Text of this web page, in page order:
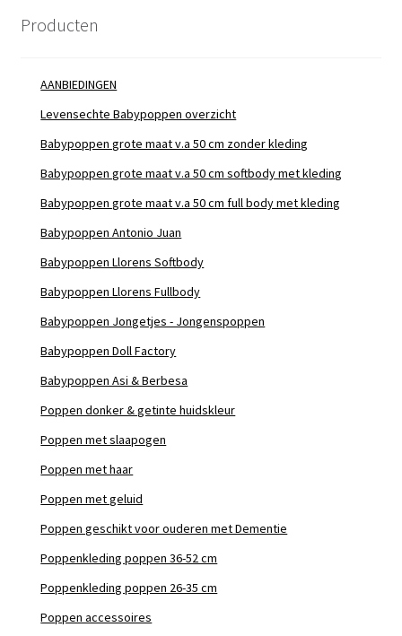
Producten
AANBIEDINGEN
Levensechte Babypoppen overzicht
Babypoppen grote maat v.a 50 cm zonder kleding
Babypoppen grote maat v.a 50 cm softbody met kleding
Babypoppen grote maat v.a 50 cm full body met kleding
Babypoppen Antonio Juan
Babypoppen Llorens Softbody
Babypoppen Llorens Fullbody
Babypoppen Jongetjes - Jongenspoppen
Babypoppen Doll Factory
Babypoppen Asi & Berbesa
Poppen donker & getinte huidskleur
Poppen met slaapogen
Poppen met haar
Poppen met geluid
Poppen geschikt voor ouderen met Dementie
Poppenkleding poppen 36-52 cm
Poppenkleding poppen 26-35 cm
Poppen accessoires